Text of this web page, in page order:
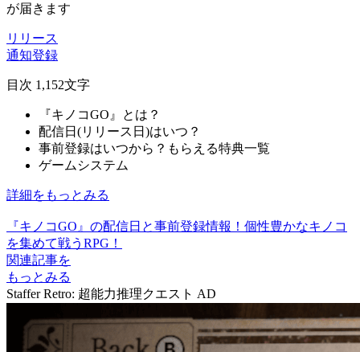
が届きます
リリース
通知登録
目次 1,152文字
『キノコGO』とは？
配信日(リリース日)はいつ？
事前登録はいつから？もらえる特典一覧
ゲームシステム
詳細をもっとみる
『キノコGO』の配信日と事前登録情報！個性豊かなキノコ
を集めて戦うRPG！
関連記事を
もっとみる
Staffer Retro: 超能力推理クエスト AD